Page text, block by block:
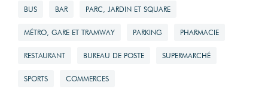
BUS BAR PARC, JARDIN ET SQUARE
MÉTRO, GARE ET TRAMWAY PARKING PHARMACIE
RESTAURANT BUREAU DE POSTE SUPERMARCHÉ
SPORTS COMMERCES